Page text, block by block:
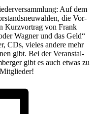
Auf dem
die Vor­
Kurz­vor­trag von Frank
Wag­ner und das Geld“
CDs, vie­les an­de­re mehr
gibt. Bei der Ver­an­stal­
gibt es auch et­was zu